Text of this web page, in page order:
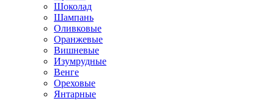
Шоколад
Шампань
Оливковые
Оранжевые
Вишневые
Изумрудные
Венге
Ореховые
Янтарные